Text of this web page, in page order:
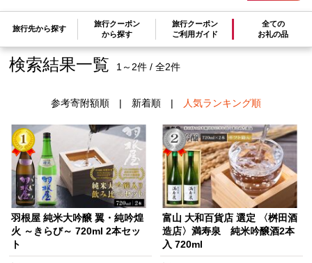
旅行先から探す
旅行クーポン
から探す
旅行クーポン
ご利用ガイド
全ての
お礼の品
純米吟醸酒
検索結果一覧 1～2件 / 全2件
参考寄附額順| 新着順| 人気ランキング順
羽根屋 純米大吟醸 翼・純吟煌
火 ～きらび～ 720ml 2本セッ
ト
富山 大和百貨店 選定 〈桝田酒
造店〉満寿泉 純米吟醸酒2本
入 720ml